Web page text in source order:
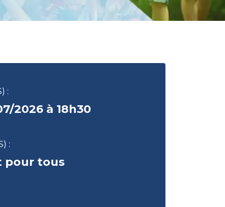
:
2026 à 18h30
:
pour tous